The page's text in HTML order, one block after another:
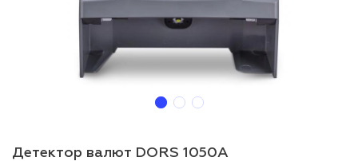
Детектор валют DORS 1050A